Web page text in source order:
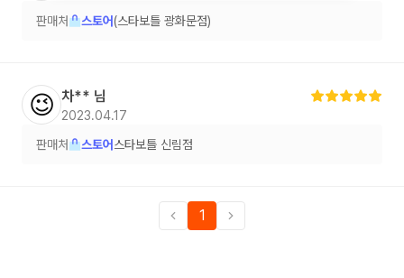
판매처 스토어 (스타보틀 광화문점)
😉 차** 님
2023.04.17
판매처 스토어 스타보틀 신림점
1